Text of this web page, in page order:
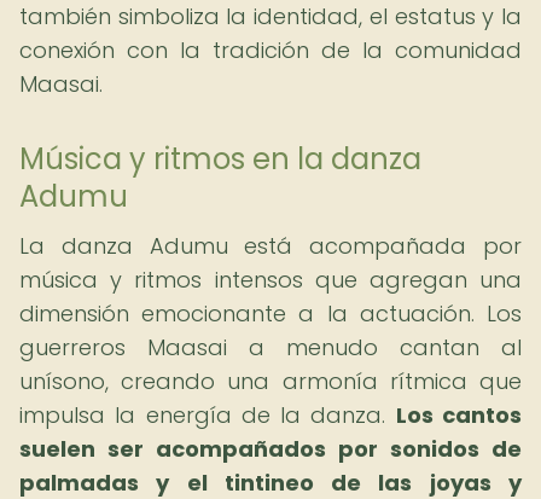
también simboliza la identidad, el estatus y la
conexión con la tradición de la comunidad
Maasai.
Música y ritmos en la danza
Adumu
La danza Adumu está acompañada por
música y ritmos intensos que agregan una
dimensión emocionante a la actuación. Los
guerreros Maasai a menudo cantan al
unísono, creando una armonía rítmica que
impulsa la energía de la danza. Los cantos
suelen ser acompañados por sonidos de
palmadas y el tintineo de las joyas y